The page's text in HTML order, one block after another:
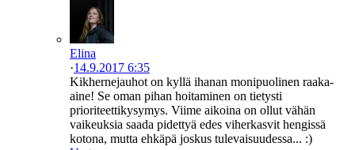
Elina
·14.9.2017 6:35
Kikhernejauhot on kyllä ihanan monipuolinen raaka-
aine! Se oman pihan hoitaminen on tietysti
prioriteettikysymys. Viime aikoina on ollut vähän
vaikeuksia saada pidettyä edes viherkasvit hengissä
kotona, mutta ehkäpä joskus tulevaisuudessa... :)